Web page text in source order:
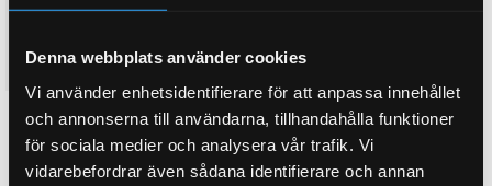
Denna webbplats använder cookies
Vi använder enhetsidentifierare för att anpassa innehållet
och annonserna till användarna, tillhandahålla funktioner
för sociala medier och analysera vår trafik. Vi
vidarebefordrar även sådana identifierare och annan
Complete air suspension, Gold
53 995KR
Add to favorites BUY
65 795
Add to favorites BUY